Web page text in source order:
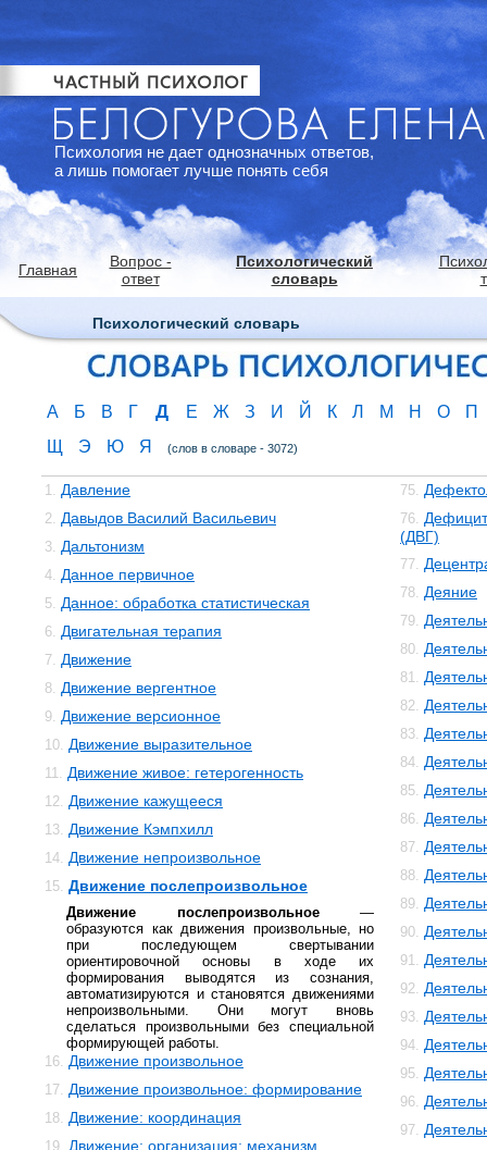
Психология не дает однозначных ответов,
а лишь помогает лучше понять себя
Главная
Вопрос -
ответ
Психологический
словарь
Психологический словарь
А Б В Г Д Е Ж З И Й К Л М Н О
П
Щ
Э Ю Я (слов в словаре - 3072)
1. Давление
2. Давыдов Василий Васильевич
3. Дальтонизм
4. Данное первичное
5. Данное: обработка статистическая
6. Двигательная терапия
7. Движение
8. Движение вергентное
9. Движение версионное
10. Движение выразительное
11. Движение живое: гетерогенность
12. Движение кажущееся
13. Движение Кэмпхилл
14. Движение непроизвольное
15. Движение послепроизвольное
Движение послепроизвольное—
образуются как движения произвольные, но
при последующем свертывании
ориентировочной основы в ходе их
формирования выводятся из сознания,
автоматизируются и становятся движениями
непроизвольными. Они могут вновь
сделаться произвольными без специальной
формирующей работы.
16. Движение произвольное
17. Движение произвольное: формирование
18. Движение: координация
19. Движение: организация: механизм
75.
76.
(ДВГ)
77.
78. Деяние
79.
80.
81.
82.
83.
84.
85.
86.
87.
88.
89.
90.
91.
92.
93.
94.
95.
96.
97.